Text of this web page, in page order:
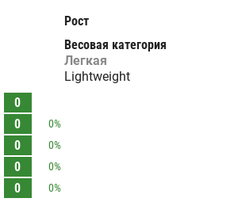
Рост
Весовая категория
Легкая
Lightweight
0
0
0%
0
0%
0
0%
0 0%